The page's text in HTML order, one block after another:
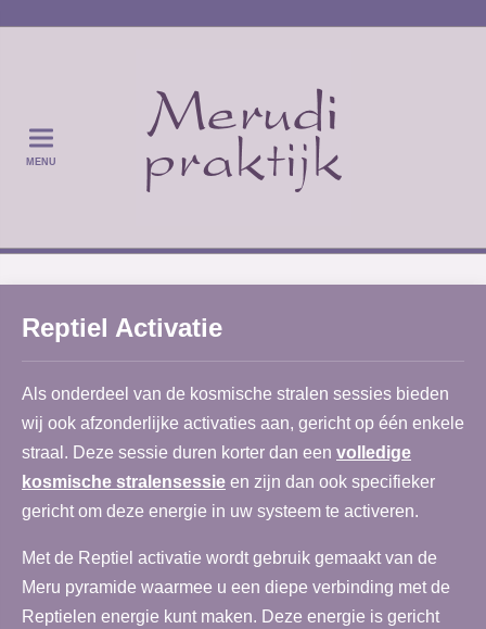
MENU
Reptiel Activatie
Als onderdeel van de kosmische stralen sessies bieden
wij ook afzonderlijke activaties aan, gericht op één enkele
straal. Deze sessie duren korter dan een volledige
kosmische stralensessie en zijn dan ook specifieker
gericht om deze energie in uw systeem te activeren.
Met de Reptiel activatie wordt gebruik gemaakt van de
Meru pyramide waarmee u een diepe verbinding met de
Reptielen energie kunt maken. Deze energie is gericht